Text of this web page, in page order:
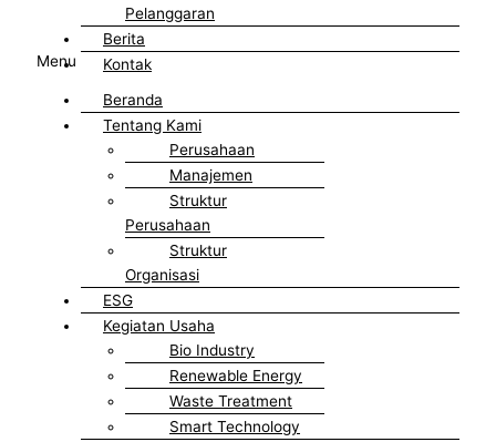
Pelanggaran
Berita
Kontak
Menu
Beranda
Tentang Kami
Perusahaan
Manajemen
Struktur
Perusahaan
Struktur
Organisasi
ESG
Kegiatan Usaha
Bio Industry
Renewable Energy
Waste Treatment
Smart Technology